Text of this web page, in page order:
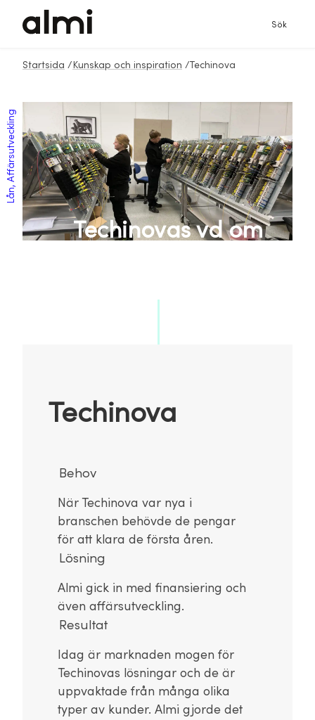
Sök
Startsida / Kunskap och inspiration /Techinova
Techinovas vd om
Lån, Affärsutveckling
Techinova
Behov
När Techinova var nya i
branschen behövde de pengar
för att klara de första åren.
Lösning
Almi gick in med finansiering och
även affärsutveckling.
Resultat
Idag är marknaden mogen för
Techinovas lösningar och de är
uppvaktade från många olika
typer av kunder. Almi gjorde det